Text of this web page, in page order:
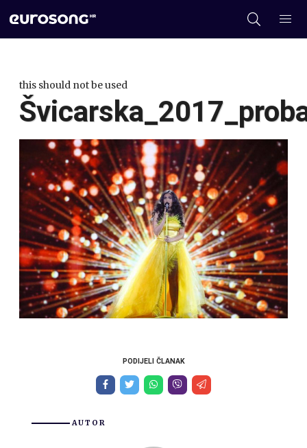
this should not be used
PODIJELI ČLANAK
AUTOR